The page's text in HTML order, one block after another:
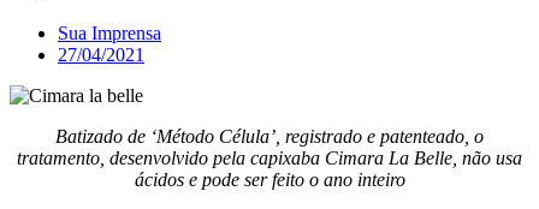
Sua Imprensa
27/04/2021
Batizado de ‘Método Célula’, registrado e patenteado, o
tratamento, desenvolvido pela capixaba Cimara La Belle, não usa
ácidos e pode ser feito o ano inteiro